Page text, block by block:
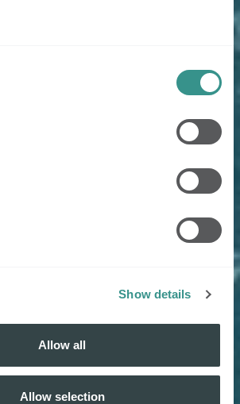
Show details
Allow all
Allow selection